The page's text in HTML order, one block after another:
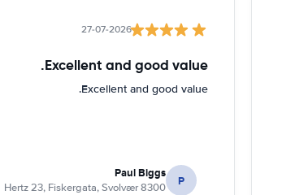
27-07-2026
Excellent and good value.
Excellent and good value.
P
Paul Biggs
Hertz 23, Fiskergata, Svolvær 8300